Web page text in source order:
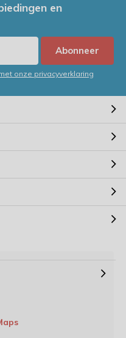
en
Abonneer
onze privacyverklaring